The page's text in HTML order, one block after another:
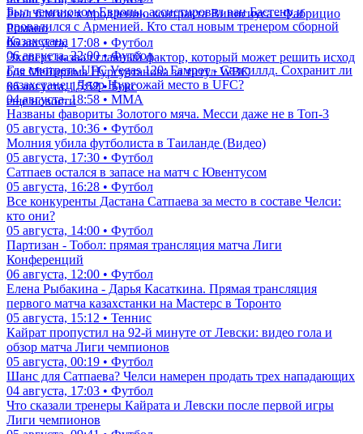
Реал близок к продлению контракта Винисиуса - Фабрицио
Романо
06 августа, 17:08 • Футбол
Эксперт назвал главный фактор, который может решить исход
боя Мейирима Нурсултанова за титул WBC
06 августа, 15:52 • Бокс
еще новости
Был чемпионом Европы, ассистировал ван Бастену и
провалился с Арменией. Кто стал новым тренером сборной
Казахстана
06 августа, 22:00 • Футбол
Где смотреть UFC Vegas 120: Гамрот - Салкиллд. Сохранит ли
казахстанец Дияр Нургожай место в UFC?
04 августа, 18:58 • ММА
Названы фавориты Золотого мяча. Месси даже не в Топ-3
05 августа, 10:36 • Футбол
Молния убила футболиста в Таиланде (Видео)
05 августа, 17:30 • Футбол
Сатпаев остался в запасе на матч с Ювентусом
05 августа, 16:28 • Футбол
Все конкуренты Дастана Сатпаева за место в составе Челси:
кто они?
05 августа, 14:00 • Футбол
Партизан - Тобол: прямая трансляция матча Лиги
Конференций
06 августа, 12:00 • Футбол
Елена Рыбакина - Дарья Касаткина. Прямая трансляция
первого матча казахстанки на Мастерс в Торонто
05 августа, 15:12 • Теннис
Кайрат пропустил на 92-й минуте от Левски: видео гола и
обзор матча Лиги чемпионов
05 августа, 00:19 • Футбол
Шанс для Сатпаева? Челси намерен продать трех нападающих
04 августа, 17:03 • Футбол
Что сказали тренеры Кайрата и Левски после первой игры
Лиги чемпионов